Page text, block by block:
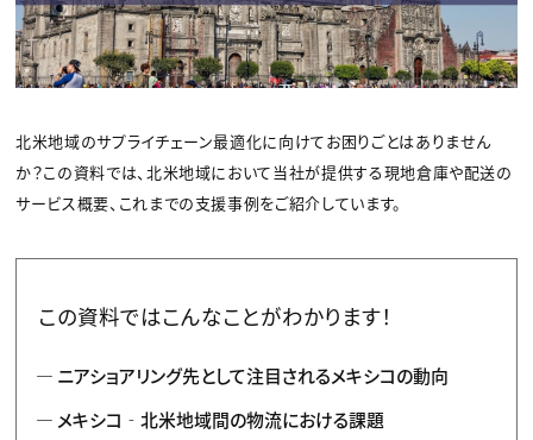
北米地域のサプライチェーン最適化に向けてお困りごとはありません
か？この資料では、北米地域において当社が提供する現地倉庫や配送の
サービス概要、これまでの支援事例をご紹介しています。
この資料ではこんなことがわかります！
ニアショアリング先として注目されるメキシコの動向
メキシコ‐北米地域間の物流における課題